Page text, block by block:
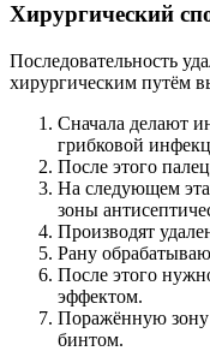
Хирургический
Последовательность
хирургическим путём
Сначала делают
грибковой
После этого
На следующем
зоны
Производят
Рану
После этого
эффектом.
Поражённую зону
бинтом.